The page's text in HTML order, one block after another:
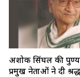
अशोक सिंघल की
प्रमुख नेताओं ने दी